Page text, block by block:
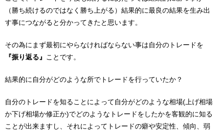
（勝ち続けるのではなく勝ち上がる）結果的に最良の結果を生み出
す事につながると分かってきたと思います。
その為にまず最初にやらなければならない事は自分のトレードを
『振り返る』
ことです。
結果的に自分がどのような所でトレードを行っていたか？
自分のトレードを知ることによって自分がどのような相場(上げ相場
か下げ相場か修正か)でどのようなトレードをしたかを客観的に知る
ことが出来ますし、それによってトレードの癖や安定性、傾向、弱